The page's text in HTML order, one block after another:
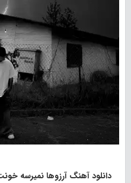
دانلود آهنگ آرزوها نمیرسه